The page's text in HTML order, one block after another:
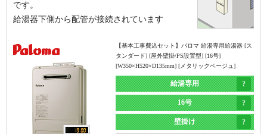
です。
給湯器下側から配管が接続されています
【基本工事費込セット】
パロマ 給湯専用給湯器 [ス
タンダード] [屋外壁掛/PS設置型] [16号]
[W350×H520×D135mm] [メタリックベージュ]
給湯専用
16号
壁掛け